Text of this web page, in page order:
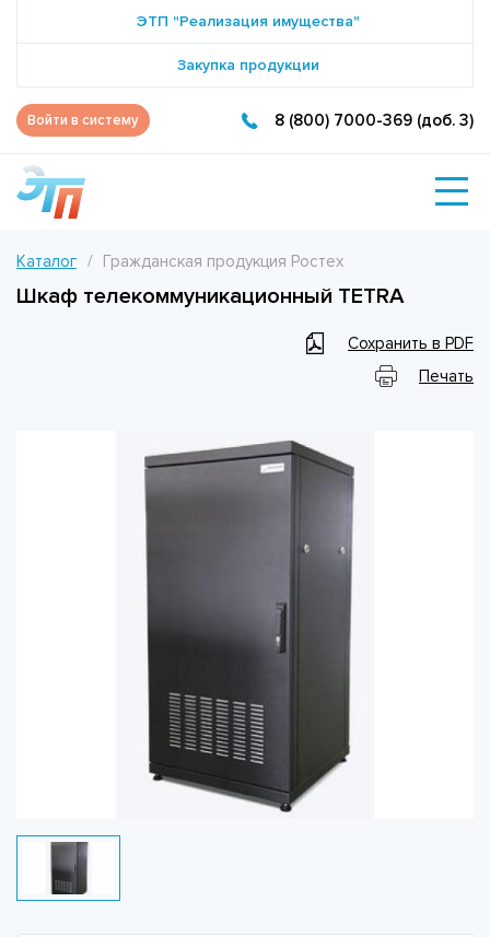
ЭТП "Реализация имущества"
Закупка продукции
Войти в систему 8 (800) 7000-369 (доб. 3)
Каталог Гражданская продукция Ростех
Шкаф телекоммуникационный TETRA
Сохранить в PDF
Печать